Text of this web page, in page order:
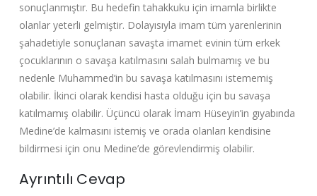
sonuçlanmıştır. Bu hedefin tahakkuku için imamla birlikte
olanlar yeterli gelmiştir. Dolayısıyla imam tüm yarenlerinin
şahadetiyle sonuçlanan savaşta imamet evinin tüm erkek
çocuklarının o savaşa katılmasını salah bulmamış ve bu
nedenle Muhammed’in bu savaşa katılmasını istememiş
olabilir. İkinci olarak kendisi hasta olduğu için bu savaşa
katılmamış olabilir. Üçüncü olarak İmam Hüseyin’in gıyabında
Medine’de kalmasını istemiş ve orada olanları kendisine
bildirmesi için onu Medine’de görevlendirmiş olabilir.
Ayrıntılı Cevap